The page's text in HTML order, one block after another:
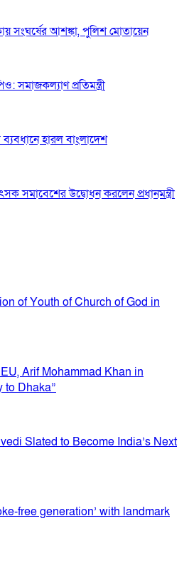
সংঘর্ষের আশঙ্কা, পুলিশ মোতায়েন
সমাজকল্যাণ প্রতিমন্ত্রী
হারল বাংলাদেশ
সমাবেশের উদ্বোধন করলেন প্রধানমন্ত্রী
of Youth of Church of God in
Arif Mohammad Khan in
to Dhaka”
Slated to Become India’s Next
free generation’ with landmark